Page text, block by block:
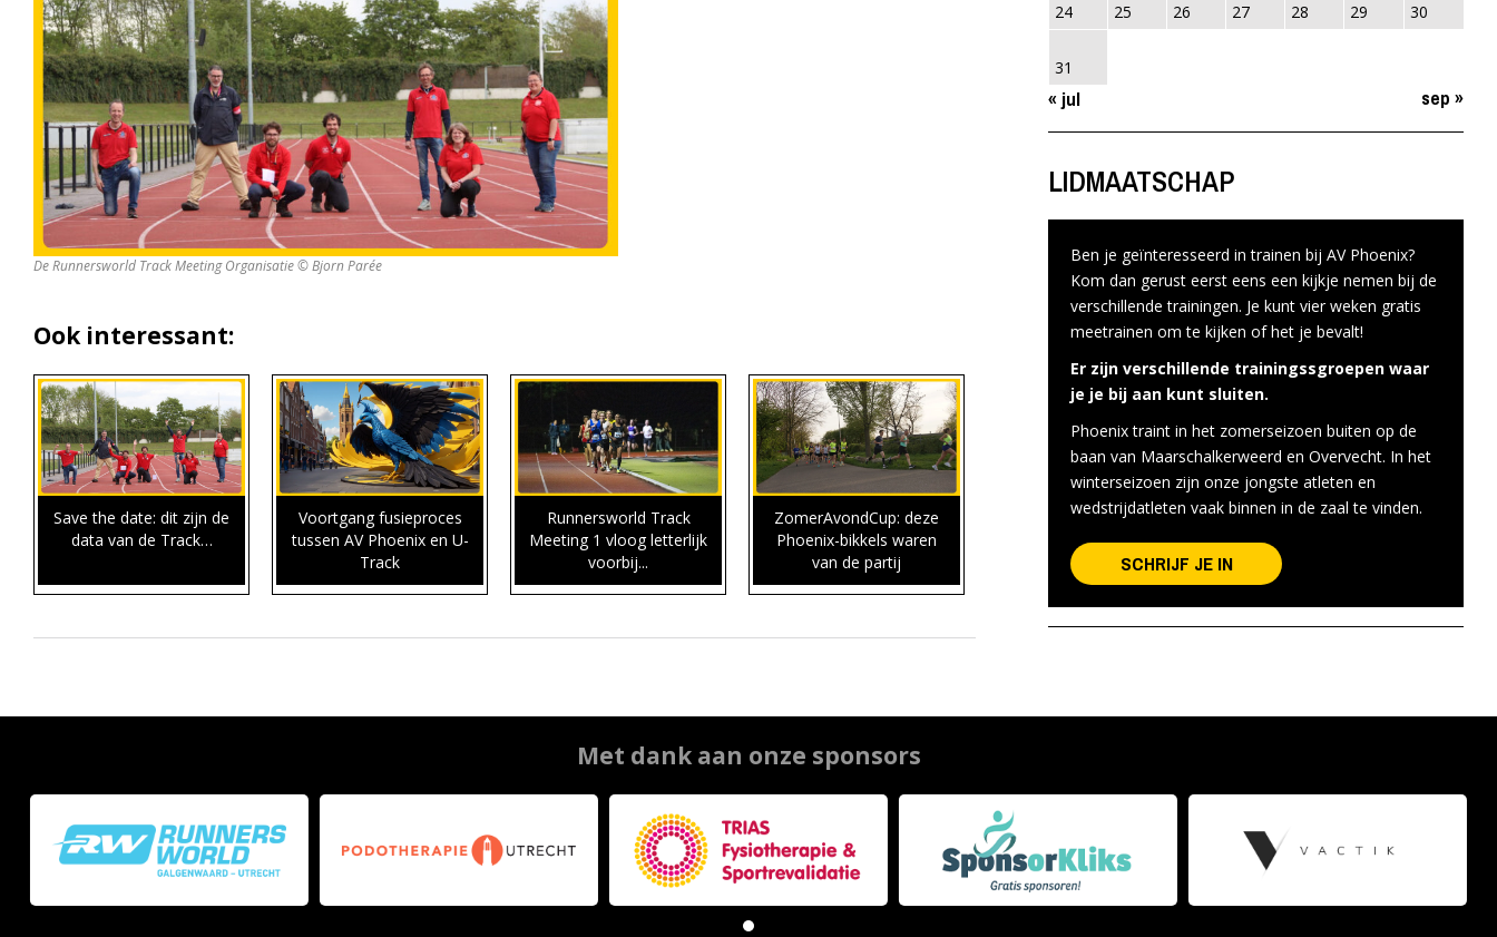
De Runnersworld Track Meeting Organisatie © Bjorn Parée
Ook interessant:
Save the date: dit zijn de
data van de Track…
Voortgang fusieproces
tussen AV Phoenix en U-
Track
Runnersworld Track
Meeting 1 vloog letterlijk
voorbij...
ZomerAvondCup: deze
Phoenix-bikkels waren
van de partij
24 25 26 27 28 29 30
31
« jul sep »
LIDMAATSCHAP
Ben je geïnteresseerd in trainen bij AV Phoenix?
Kom dan gerust eerst eens een kijkje nemen bij de
verschillende trainingen. Je kunt vier weken gratis
meetrainen om te kijken of het je bevalt!
Er zijn verschillende trainingssgroepen waar
je je bij aan kunt sluiten.
Phoenix traint in het zomerseizoen buiten op de
baan van Maarschalkerweerd en Overvecht. In het
winterseizoen zijn onze jongste atleten en
wedstrijdatleten vaak binnen in de zaal te vinden.
SCHRIJF JE IN
Met dank aan onze sponsors